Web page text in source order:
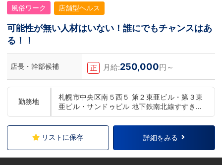
風俗ワーク 店舗型ヘルス
可能性が無い人材はいない！誰にでもチャンスはあ
る！！
店長・幹部候補 正 月給:250,000円～
勤務地
札幌市中央区南５西５ 第２東亜ビル・第３東
亜ビル・サンドゥビル 地下鉄南北線すすきの
駅より徒歩５分
リストに保存 詳細をみる